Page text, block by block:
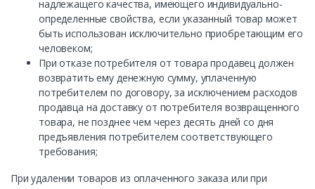
надлежащего качества, имеющего индивидуально-
определенные свойства, если указанный товар может
быть использован исключительно приобретающим его
человеком;
При отказе потребителя от товара продавец должен
возвратить ему денежную сумму, уплаченную
потребителем по договору, за исключением расходов
продавца на доставку от потребителя возвращенного
товара, не позднее чем через десять дней со дня
предъявления потребителем соответствующего
требования;
При удалении товаров из оплаченного заказа или при